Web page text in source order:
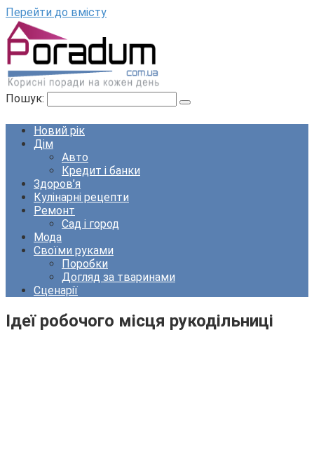
Перейти до вмісту
Пошук:
Новий рік
Дім
Авто
Кредит і банки
Здоров’я
Кулінарні рецепти
Ремонт
Сад і город
Мода
Своїми руками
Поробки
Догляд за тваринами
Сценарії
Ідеї робочого місця рукодільниці